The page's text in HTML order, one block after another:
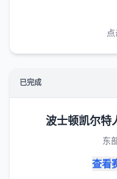
已完成
波士顿凯尔特
东
查看